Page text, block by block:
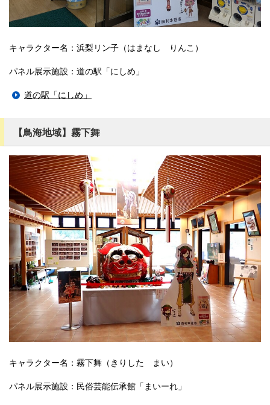
キャラクター名：浜梨リン子（はまなし りんこ）
パネル展示施設：道の駅「にしめ」
道の駅「にしめ」
【鳥海地域】霧下舞
キャラクター名：霧下舞（きりした まい）
パネル展示施設：民俗芸能伝承館「まいーれ」